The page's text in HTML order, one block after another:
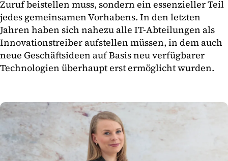
Zuruf beistellen muss, sondern ein essenzieller Teil
jedes gemeinsamen Vorhabens. In den letzten
Jahren haben sich nahezu alle IT-Abteilungen als
Innovationstreiber aufstellen müssen, in dem auch
neue Geschäftsideen auf Basis neu verfügbarer
Technologien überhaupt erst ermöglicht wurden.